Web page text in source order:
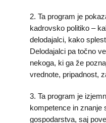
2. Ta program je
kadrovsko politiko –
delodajalci, kako
Delodajalci pa točno
nekoga, ki ga že
vrednote, pripadnost,
3. Ta program je
kompetence in znanje
gospodarstva, saj